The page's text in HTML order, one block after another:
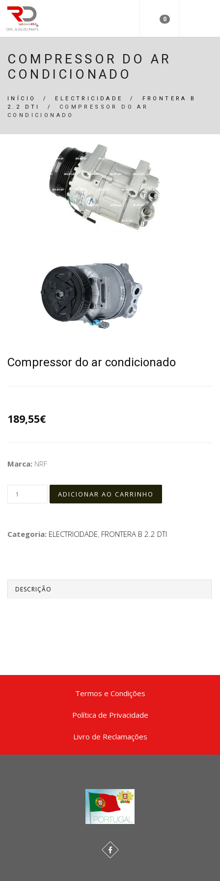
0
COMPRESSOR DO AR
CONDICIONADO
INÍCIO / ELECTRICIDADE /
FRONTERA B
2.2 DTI
/ COMPRESSOR DO AR
CONDICIONADO
Compressor do ar condicionado
189,55€
Marca: NRF
Categoria: ELECTRICIDADE, FRONTERA B 2.2 DTI
DESCRIÇÃO
Termos e Condições
Política de Privacidade
Livro de Reclamações